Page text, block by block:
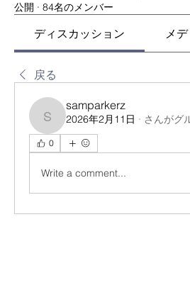
公開 · 84名のメンバー
ディスカッション メ
戻る
samparkerz
samparkerz
2026年2月11日 · さんがグ
0
Write a comment...